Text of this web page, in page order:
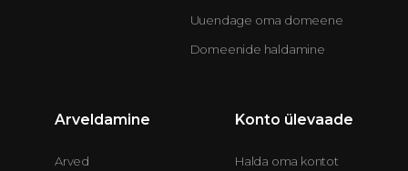
Uuendage oma domeene
Domeenide haldamine
Arveldamine
Arved
Konto ülevaade
Halda oma kontot